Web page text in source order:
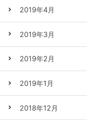
2019年4月
2019年3月
2019年2月
2019年1月
2018年12月